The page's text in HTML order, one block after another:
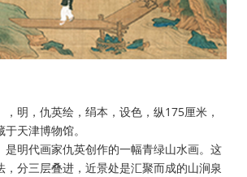
，明，仇英绘，绢本，设色，纵175厘米，
天津博物馆。
是明代画家仇英创作的一幅青绿山水画。这
，分三层叠进，近景处是汇聚而成的山涧泉